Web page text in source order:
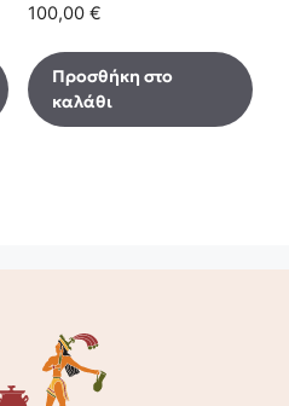
100,00 €
Προσθήκη στο
καλάθι